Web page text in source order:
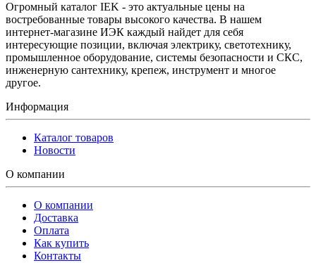
Огромный каталог IEK - это актуальные цены на
востребованные товары высокого качества. В нашем
интернет-магазине ИЭК каждый найдет для себя
интересующие позиции, включая электрику, светотехнику,
промышленное оборудование, системы безопасности и СКС,
инженерную сантехнику, крепеж, инструмент и многое
другое.
Информация
Каталог товаров
Новости
О компании
О компании
Доставка
Оплата
Как купить
Контакты